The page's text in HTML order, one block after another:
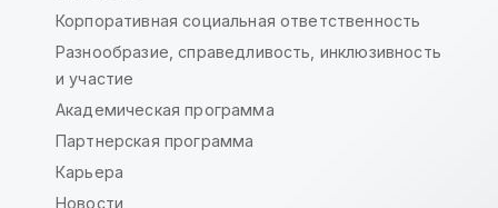
Корпоративная социальная ответственность
Разнообразие, справедливость, инклюзивность
и участие
Академическая программа
Партнерская программа
Карьера
Новости